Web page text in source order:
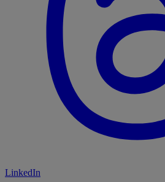
LinkedIn